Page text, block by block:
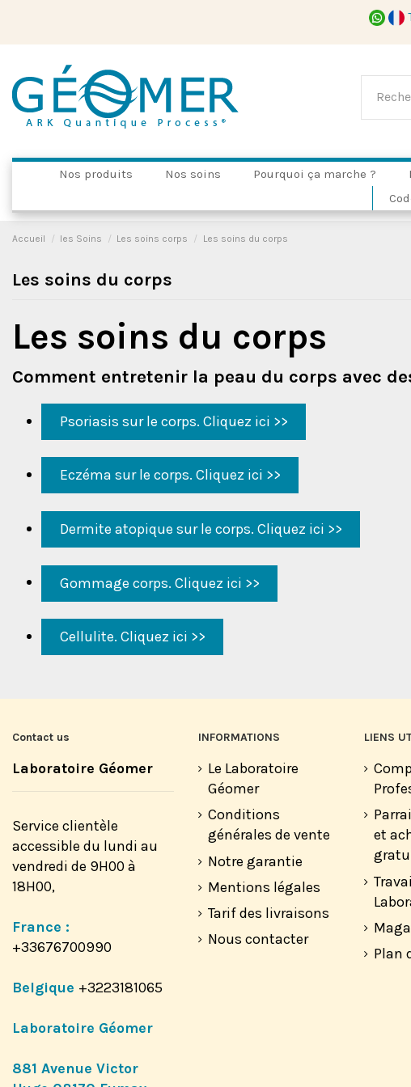
Nos produits Nos soins Pourquoi ça marche ?
Accueil les Soins Les soins corps Les soins du corps
Les soins du corps
Les soins du corps
Comment entretenir la peau du corps avec
Psoriasis sur le corps. Cliquez ici >>
Eczéma sur le corps. Cliquez ici >>
Dermite atopique sur le corps. Cliquez ici >>
Gommage corps. Cliquez ici >>
Cellulite. Cliquez ici >>
Contact us
Laboratoire Géomer
Service clientèle
accessible du lundi au
vendredi de 9H00 à
18H00,
France :
+33676700990
Belgique +3223181065
Laboratoire Géomer
881 Avenue Victor
INFORMATIONS
Le Laboratoire
Géomer
Conditions
générales de vente
Notre garantie
Mentions légales
Tarif des livraisons
Nous contacter
LIENS
et
Plan